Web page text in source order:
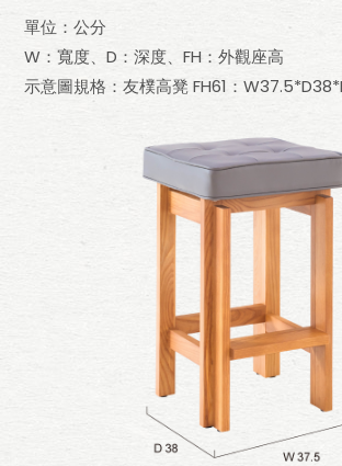
單位：公分
W：寬度、D：深度、FH：外觀座高
示意圖規格：友樸高凳 FH61：